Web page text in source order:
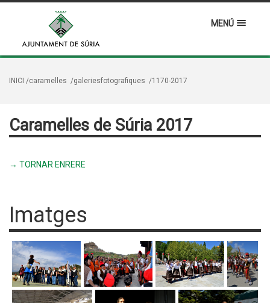
MENÚ
INICI /caramelles /galeriesfotografiques /1170-2017
Caramelles de Súria 2017
→ TORNAR ENRERE
Imatges